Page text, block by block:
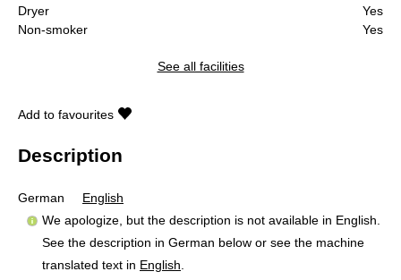
Dryer
Yes
Non-smoker
Yes
See all facilities
Add to favourites
Description
German
English
We apologize, but the description is not available in English.
See the description in German below or see the machine
translated text in English